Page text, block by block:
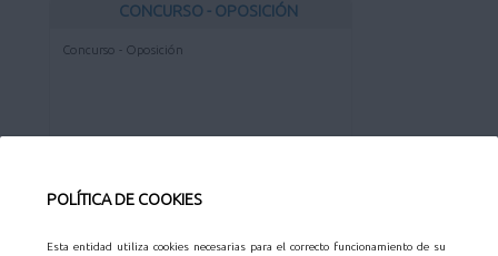
POLÍTICA DE COOKIES
Esta entidad utiliza cookies necesarias para el correcto funcionamiento de su
CONCURSO - OPOSICIÓN
Concurso - Oposición